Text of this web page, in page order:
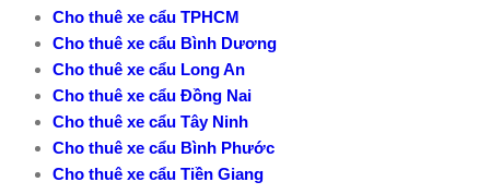
Cho thuê xe cẩu TPHCM
Cho thuê xe cẩu Bình Dương
Cho thuê xe cẩu Long An
Cho thuê xe cẩu Đồng Nai
Cho thuê xe cẩu Tây Ninh
Cho thuê xe cẩu Bình Phước
Cho thuê xe cẩu Tiền Giang